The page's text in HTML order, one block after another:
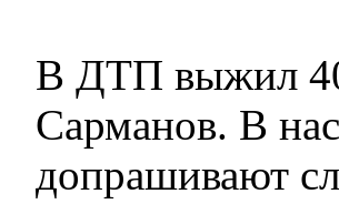
В ДТП выжил
Сарманов. В
допрашивают